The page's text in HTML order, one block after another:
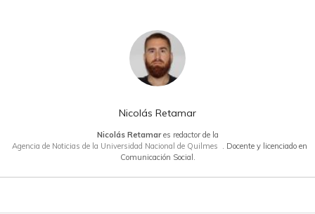
Nicolás Retamar
Nicolás Retamares redactor de la
Agencia de Noticias de la Universidad Nacional de Quilmes . Docente y licenciado en
Comunicación Social.